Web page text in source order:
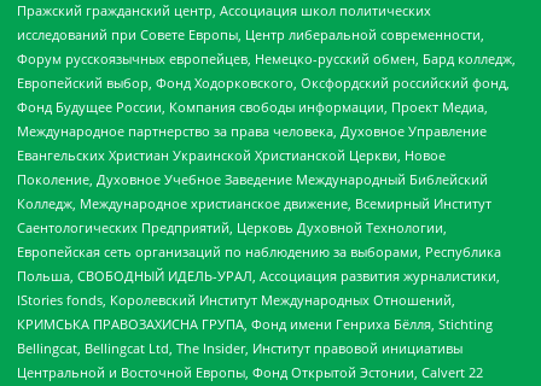
Пражский гражданский центр, Ассоциация школ политических
исследований при Совете Европы, Центр либеральной современности,
Форум русскоязычных европейцев, Немецко-русский обмен, Бард колледж,
Европейский выбор, Фонд Ходорковского, Оксфордский российский фонд,
Фонд Будущее России, Компания свободы информации, Проект Медиа,
Международное партнерство за права человека, Духовное Управление
Евангельских Христиан Украинской Христианской Церкви, Новое
Поколение, Духовное Учебное Заведение Международный Библейский
Колледж, Международное христианское движение, Всемирный Институт
Саентологических Предприятий, Церковь Духовной Технологии,
Европейская сеть организаций по наблюдению за выборами, Республика
Польша, СВОБОДНЫЙ ИДЕЛЬ-УРАЛ, Ассоциация развития журналистики,
IStories fonds, Королевский Институт Международных Отношений,
КРИМСЬКА ПРАВОЗАХИСНА ГРУПА, Фонд имени Генриха Бёлля, Stichting
Bellingcat, Bellingcat Ltd, The Insider, Институт правовой инициативы
Центральной и Восточной Европы, Фонд Открытой Эстонии, Calvert 22